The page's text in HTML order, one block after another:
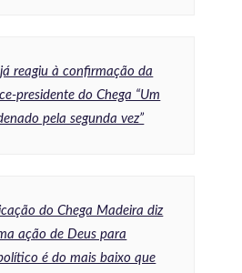
reagiu à confirmação da
presidente do Chega “Um
pela segunda vez”
do Chega Madeira diz
ação de Deus para
é do mais baixo que